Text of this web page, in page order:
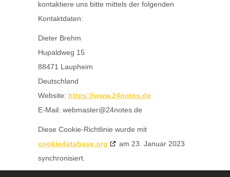
kontaktiere uns bitte mittels der folgenden
Kontaktdaten:
Dieter Brehm
Hupaldweg 15
88471 Laupheim
Deutschland
Website: https://www.24notes.de
E-Mail: webmaster@24notes.de
Diese Cookie-Richtlinie wurde mit
cookiedatabase.org
am 23. Januar 2023
synchronisiert.